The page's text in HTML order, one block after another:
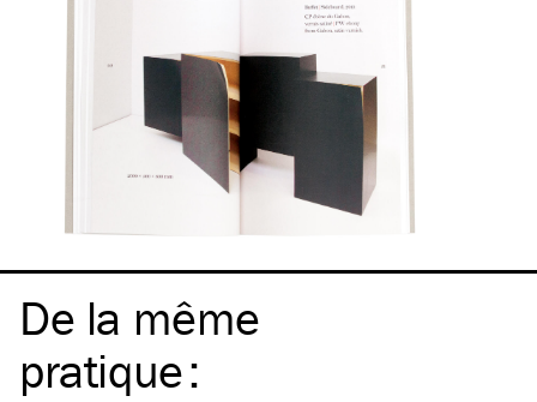
De la même
pratique: